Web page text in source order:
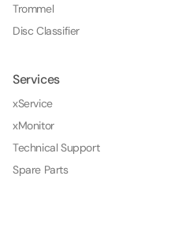
Trommel
Disc Classifier
Services
xService
xMonitor
Technical Support
Spare Parts